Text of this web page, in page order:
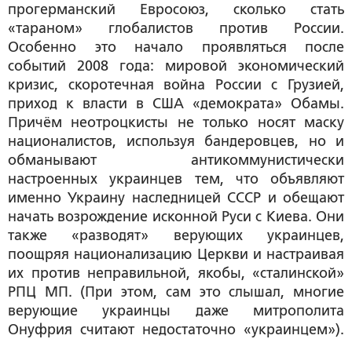
прогерманский Евросоюз, сколько стать
«тараном» глобалистов против России.
Особенно это начало проявляться после
событий 2008 года: мировой экономический
кризис, скоротечная война России с Грузией,
приход к власти в США «демократа» Обамы.
Причём неотроцкисты не только носят маску
националистов, используя бандеровцев, но и
обманывают антикоммунистически
настроенных украинцев тем, что объявляют
именно Украину наследницей СССР и обещают
начать возрождение исконной Руси с Киева. Они
также «разводят» верующих украинцев,
поощряя национализацию Церкви и настраивая
их против неправильной, якобы, «сталинской»
РПЦ МП. (При этом, сам это слышал, многие
верующие украинцы даже митрополита
Онуфрия считают недостаточно «украинцем»).